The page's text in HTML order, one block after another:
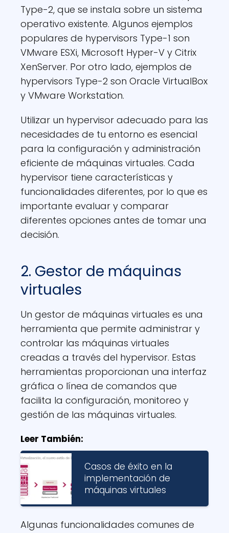
Type-2, que se instala sobre un sistema
operativo existente. Algunos ejemplos
populares de hypervisors Type-1 son
VMware ESXi, Microsoft Hyper-V y Citrix
XenServer. Por otro lado, ejemplos de
hypervisors Type-2 son Oracle VirtualBox
y VMware Workstation.
Utilizar un hypervisor adecuado para las
necesidades de tu entorno es esencial
para la configuración y administración
eficiente de máquinas virtuales. Cada
hypervisor tiene características y
funcionalidades diferentes, por lo que es
importante evaluar y comparar
diferentes opciones antes de tomar una
decisión.
2. Gestor de máquinas
virtuales
Un gestor de máquinas virtuales es una
herramienta que permite administrar y
controlar las máquinas virtuales
creadas a través del hypervisor. Estas
herramientas proporcionan una interfaz
gráfica o línea de comandos que
facilita la configuración, monitoreo y
gestión de las máquinas virtuales.
Leer También:
Casos de éxito en la
implementación de
máquinas virtuales
Algunas funcionalidades comunes de